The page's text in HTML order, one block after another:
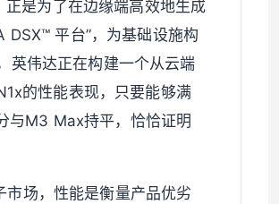
是为了在边缘端高效地生成
DSX™ 平台”，为基础设施构
英伟达正在构建一个从云端
的性能表现，只要能够满
与M3 Max持平，恰恰证明
场，性能是衡量产品优劣